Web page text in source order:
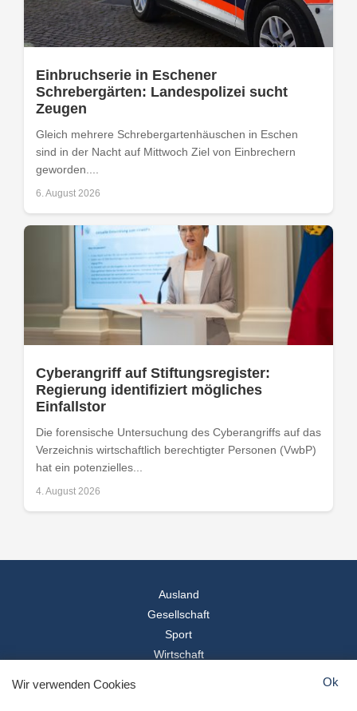
Einbruchserie in Eschener
Schrebergärten: Landespolizei sucht
Zeugen
Gleich mehrere Schrebergartenhäuschen in Eschen
sind in der Nacht auf Mittwoch Ziel von Einbrechern
geworden....
6. August 2026
Cyberangriff auf Stiftungsregister:
Regierung identifiziert mögliches
Einfallstor
Die forensische Untersuchung des Cyberangriffs auf das
Verzeichnis wirtschaftlich berechtigter Personen (VwbP)
hat ein potenzielles...
4. August 2026
Ausland
Gesellschaft
Sport
Wirtschaft
© 2026Landesspiegel
Wir verwenden Cookies Ok